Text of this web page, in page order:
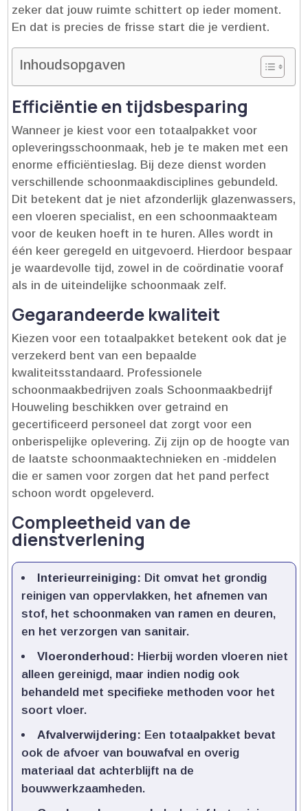
zeker dat jouw ruimte schittert op ieder moment.​
En dat is precies de frisse start die je verdient.​
Inhoudsopgaven
Efficiëntie en tijdsbesparing
Wanneer je kiest voor een totaalpakket voor
opleveringsschoonmaak, heb je te maken met een
enorme efficiëntieslag.​ Bij deze dienst worden
verschillende schoonmaakdisciplines gebundeld.​
Dit betekent dat je niet afzonderlijk glazenwassers,
een vloeren specialist, en een schoonmaakteam
voor de keuken hoeft in te huren.​ Alles wordt in
één keer geregeld en uitgevoerd.​ Hierdoor bespaar
je waardevolle tijd, zowel in de coördinatie vooraf
als in de uiteindelijke schoonmaak zelf.​
Gegarandeerde kwaliteit
Kiezen voor een totaalpakket betekent ook dat je
verzekerd bent van een bepaalde
kwaliteitsstandaard.​ Professionele
schoonmaakbedrijven zoals Schoonmaakbedrijf
Houweling beschikken over getraind en
gecertificeerd personeel dat zorgt voor een
onberispelijke oplevering.​ Zij zijn op de hoogte van
de laatste schoonmaaktechnieken en -middelen
die er samen voor zorgen dat het pand perfect
schoon wordt opgeleverd.​
Compleetheid van de
dienstverlening
Interieurreiniging: Dit omvat het grondig
reinigen van oppervlakken, het afnemen van
stof, het schoonmaken van ramen en deuren,
en het verzorgen van sanitair.​
Vloeronderhoud: Hierbij worden vloeren niet
alleen gereinigd, maar indien nodig ook
behandeld met specifieke methoden voor het
soort vloer.​
Afvalverwijdering: Een totaalpakket bevat
ook de afvoer van bouwafval en overig
materiaal dat achterblijft na de
bouwwerkzaamheden.​